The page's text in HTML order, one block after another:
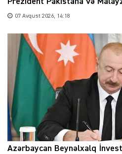
07 Avqust 2026, 14:18
Azərbaycan Beynəlxalq